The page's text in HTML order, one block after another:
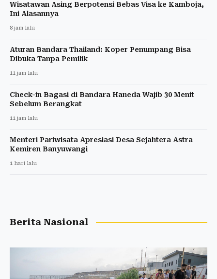
Wisatawan Asing Berpotensi Bebas Visa ke Kamboja,
Ini Alasannya
8 jam lalu
Aturan Bandara Thailand: Koper Penumpang Bisa
Dibuka Tanpa Pemilik
11 jam lalu
Check-in Bagasi di Bandara Haneda Wajib 30 Menit
Sebelum Berangkat
11 jam lalu
Menteri Pariwisata Apresiasi Desa Sejahtera Astra
Kemiren Banyuwangi
1 hari lalu
Berita Nasional